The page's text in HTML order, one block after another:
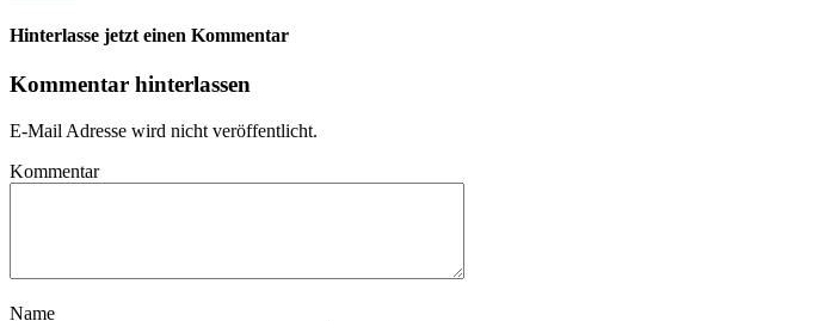
Hinterlasse jetzt einen Kommentar
Kommentar hinterlassen
E-Mail Adresse wird nicht veröffentlicht.
Kommentar
Name